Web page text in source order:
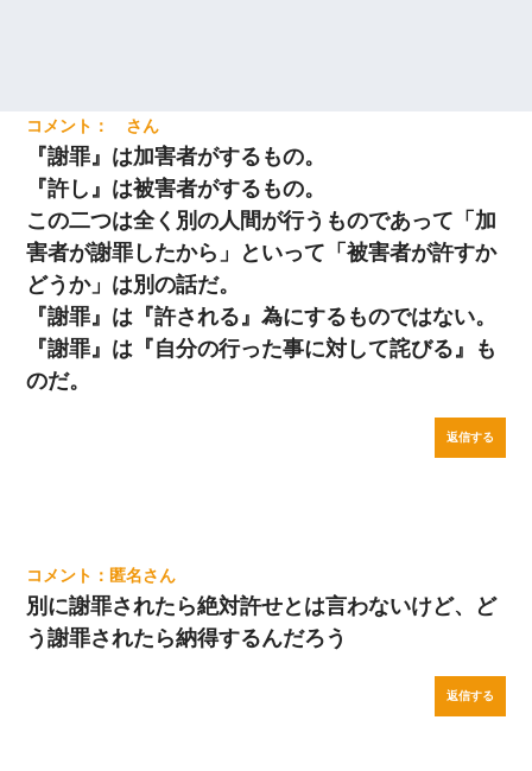
『謝罪』は加害者がするもの。
『許し』は被害者がするもの。
この二つは全く別の人間が行うものであって「加
害者が謝罪したから」といって「被害者が許すか
どうか」は別の話だ。
『謝罪』は『許される』為にするものではない。
『謝罪』は『自分の行った事に対して詫びる』も
のだ。
返信する
匿名
別に謝罪されたら絶対許せとは言わないけど、ど
う謝罪されたら納得するんだろう
返信する